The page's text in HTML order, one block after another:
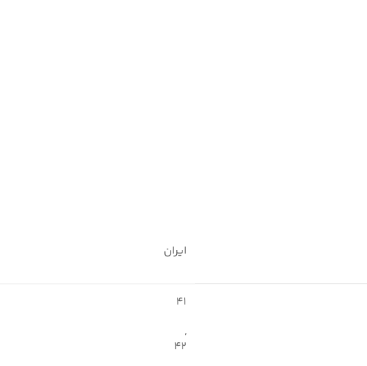
ایران
41
,
42